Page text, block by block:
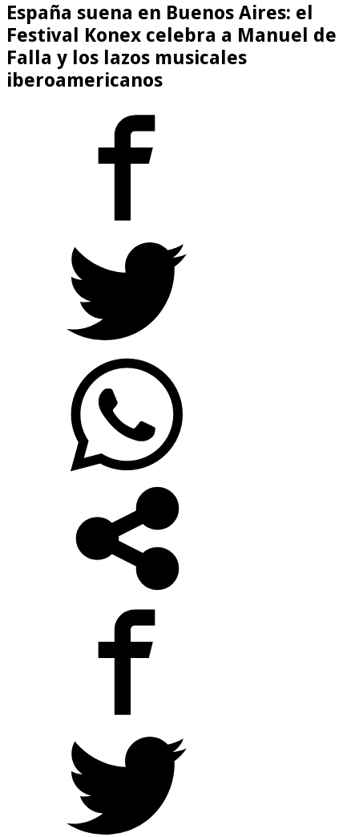
España suena en Buenos Aires: el
Festival Konex celebra a Manuel de
Falla y los lazos musicales
iberoamericanos